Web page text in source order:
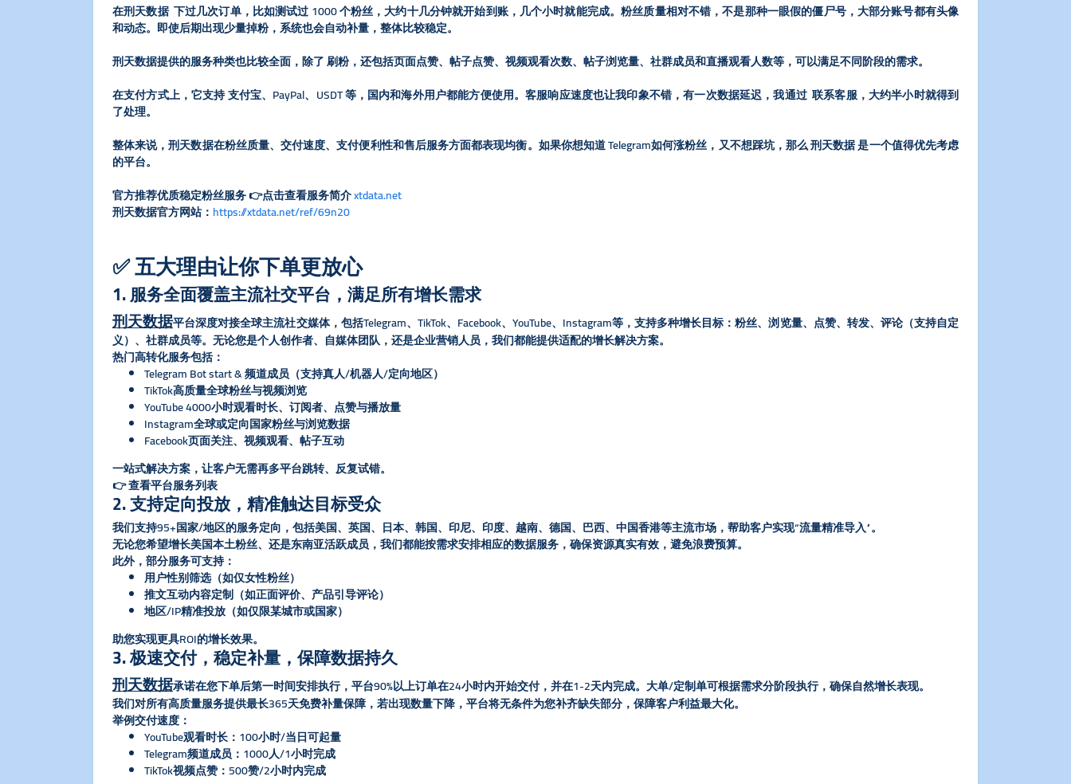
在刑天数据 下过几次订单，比如测试过 1000 个粉丝，大约十几分钟就开始到账，几个小时就能完成。粉丝质量相对不错，不是那种一眼假的僵尸号，大部分账号都有头像
和动态。即使后期出现少量掉粉，系统也会自动补量，整体比较稳定。
刑天数据提供的服务种类也比较全面，除了 刷粉，还包括页面点赞、帖子点赞、视频观看次数、帖子浏览量、社群成员和直播观看人数等，可以满足不同阶段的需求。
在支付方式上，它支持 支付宝、PayPal、USDT 等，国内和海外用户都能方便使用。客服响应速度也让我印象不错，有一次数据延迟，我通过 联系客服，大约半小时就得到
了处理。
整体来说，刑天数据在粉丝质量、交付速度、支付便利性和售后服务方面都表现均衡。如果你想知道 Telegram如何涨粉丝，又不想踩坑，那么 刑天数据 是一个值得优先考虑
的平台。
官方推荐优质稳定粉丝服务 👉点击查看服务简介xtdata.net
刑天数据官方网站： https://xtdata.net/ref/69n20
✅ 五大理由让你下单更放心
1. 服务全面覆盖主流社交平台，满足所有增长需求
刑天数据平台深度对接全球主流社交媒体，包括Telegram、TikTok、Facebook、YouTube、Instagram等，支持多种增长目标：粉丝、浏览量、点赞、转发、评论（支持自定
义）、社群成员等。无论您是个人创作者、自媒体团队，还是企业营销人员，我们都能提供适配的增长解决方案。
​热门高转化服务包括：​
Telegram Bot start & 频道成员（支持真人/机器人/定向地区）
TikTok高质量全球粉丝与视频浏览
YouTube 4000小时观看时长、订阅者、点赞与播放量
Instagram全球或定向国家粉丝与浏览数据
Facebook页面关注、视频观看、帖子互动
一站式解决方案，让客户无需再多平台跳转、反复试错。
👉 查看平台服务列表
2. 支持定向投放，精准触达目标受众
我们支持95+国家/地区的服务定向，包括美国、英国、日本、韩国、印尼、印度、越南、德国、巴西、中国香港等主流市场，帮助客户实现“流量精准导入”。
无论您希望增长美国本土粉丝、还是东南亚活跃成员，我们都能按需求安排相应的数据服务，确保资源真实有效，避免浪费预算。
此外，部分服务可支持：
用户性别筛选（如仅女性粉丝）
推文互动内容定制（如正面评价、产品引导评论）
地区/IP精准投放（如仅限某城市或国家）
助您实现更具ROI的增长效果。
3. 极速交付，稳定补量，保障数据持久
刑天数据承诺在您下单后第一时间安排执行，平台90%以上订单在24小时内开始交付，并在1-2天内完成。大单/定制单可根据需求分阶段执行，确保自然增长表现。
我们对所有高质量服务提供最长365天免费补量保障，若出现数量下降，平台将无条件为您补齐缺失部分，保障客户利益最大化。
​举例交付速度：​
YouTube观看时长：100小时/当日可起量
Telegram频道成员：1000人/1小时完成
TikTok视频点赞：500赞/2小时内完成